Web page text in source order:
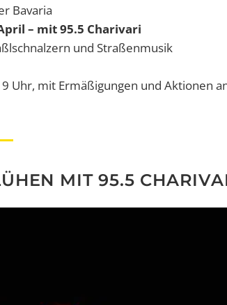
Bavaria
– mit 95.5 Charivari
und Straßenmusik
Uhr, mit Ermäßigungen und Aktionen
MIT 95.5